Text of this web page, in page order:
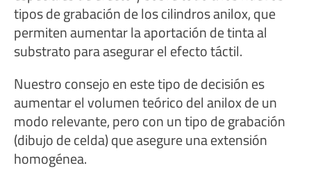
tipos de grabación de los cilindros anilox, que
permiten aumentar la aportación de tinta al
substrato para asegurar el efecto táctil.
Nuestro consejo en este tipo de decisión es
aumentar el volumen teórico del anilox de un
modo relevante, pero con un tipo de grabación
(dibujo de celda) que asegure una extensión
homogénea.